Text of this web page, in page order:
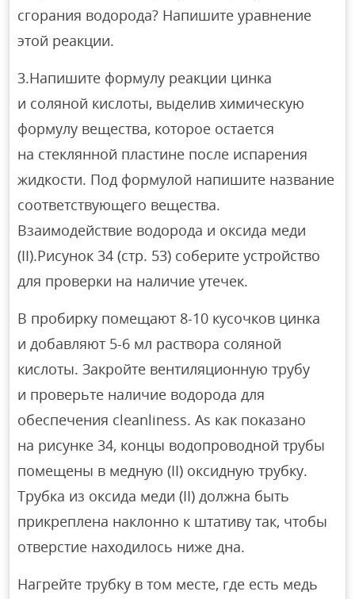
сгорания водорода? Напишите уравнение
этой реакции.
3.Напишите формулу реакции цинка
и соляной кислоты, выделив химическую
формулу вещества, которое остается
на стеклянной пластине после испарения
жидкости. Под формулой напишите название
соответствующего вещества.
Взаимодействие водорода и оксида меди
(II).Рисунок 34 (стр. 53) соберите устройство
для проверки на наличие утечек.
В пробирку помещают 8-10 кусочков цинка
и добавляют 5-6 мл раствора соляной
кислоты. Закройте вентиляционную трубу
и проверьте наличие водорода для
обеспечения cleanliness. As как показано
на рисунке 34, концы водопроводной трубы
помещены в медную (II) оксидную трубку.
Трубка из оксида меди (II) должна быть
прикреплена наклонно к штативу так, чтобы
отверстие находилось ниже дна.
Нагрейте трубку в том месте, где есть медь